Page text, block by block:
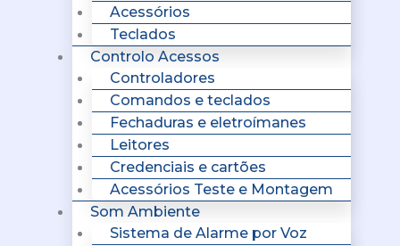
Acessórios
Teclados
Controlo Acessos
Controladores
Comandos e teclados
Fechaduras e eletroímanes
Leitores
Credenciais e cartões
Acessórios Teste e Montagem
Som Ambiente
Sistema de Alarme por Voz